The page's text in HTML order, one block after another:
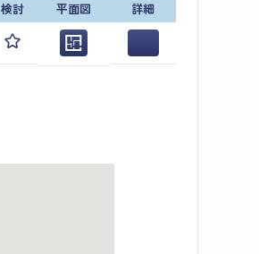
検討 平面図
詳細